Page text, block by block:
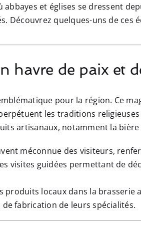
abbayes et églises se dressent
Découvrez quelques-uns de ces
havre de paix et
pour la région. Ce
les traditions
artisanaux, notamment la
méconnue des visiteurs,
visites guidées permettant de
locaux dans la brasserie
de fabrication de leurs spécialités.